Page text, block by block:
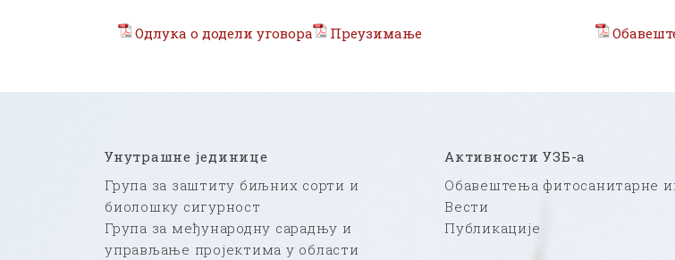
Одлука о додели уговора Преузимање
Унутрашне јединице
Група за заштиту биљних сорти и
биолошку сигурност
Група за међународну сарадњу и
управљање пројектима у области
Активности УЗБ-а
Обавештења фитосанитарне
Вести
Публикације